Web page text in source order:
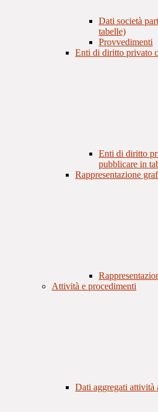
Dati società
tabelle)
Provvedimenti
Enti di diritto privato
Enti di diritto
pubblicare in
Rappresentazione
Attività e procedimenti
Dati aggregati attività